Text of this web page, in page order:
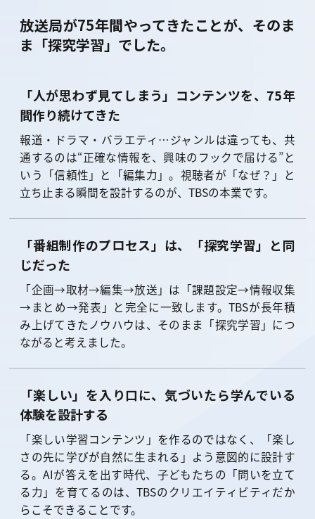
放送局が75年間やってきたことが、そのま
ま「探究学習」でした。
「人が思わず見てしまう」コンテンツを、75年
間作り続けてきた
報道・ドラマ・バラエティ…ジャンルは違っても、共
通するのは“正確な情報を、興味のフックで届ける”と
いう「信頼性」と「編集力」。視聴者が「なぜ？」と
立ち止まる瞬間を設計するのが、TBSの本業です。
「番組制作のプロセス」は、「探究学習」と同
じだった
「企画→取材→編集→放送」は「課題設定→情報収集
→まとめ→発表」と完全に一致します。TBSが長年積
み上げてきたノウハウは、そのまま「探究学習」につ
ながると考えました。
「楽しい」を入り口に、気づいたら学んでいる
体験を設計する
「楽しい学習コンテンツ」を作るのではなく、「楽し
さの先に学びが自然に生まれる」よう意図的に設計す
る。AIが答えを出す時代、子どもたちの「問いを立て
る力」を育てるのは、TBSのクリエイティビティだか
らこそできることです。